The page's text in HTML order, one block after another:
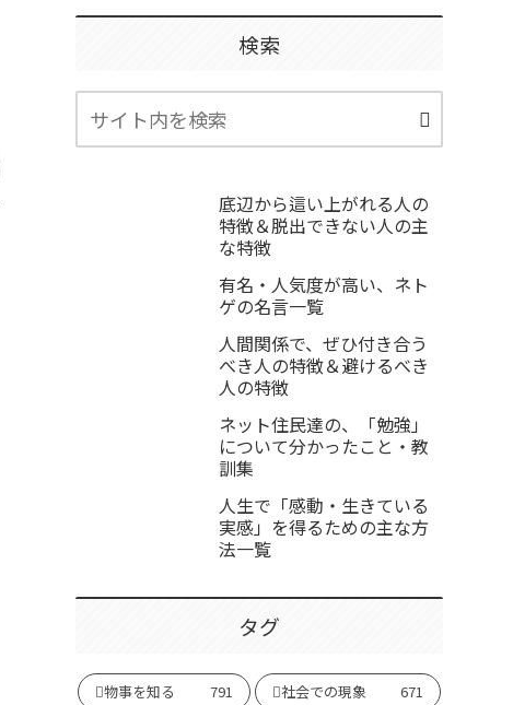
検索
底辺から這い上がれる人の
特徴＆脱出できない人の主
な特徴
有名・人気度が高い、ネト
ゲの名言一覧
人間関係で、ぜひ付き合う
べき人の特徴＆避けるべき
人の特徴
ネット住民達の、「勉強」
について分かったこと・教
訓集
人生で「感動・生きている
実感」を得るための主な方
法一覧
タグ
物事を知る 791 社会での現象
671